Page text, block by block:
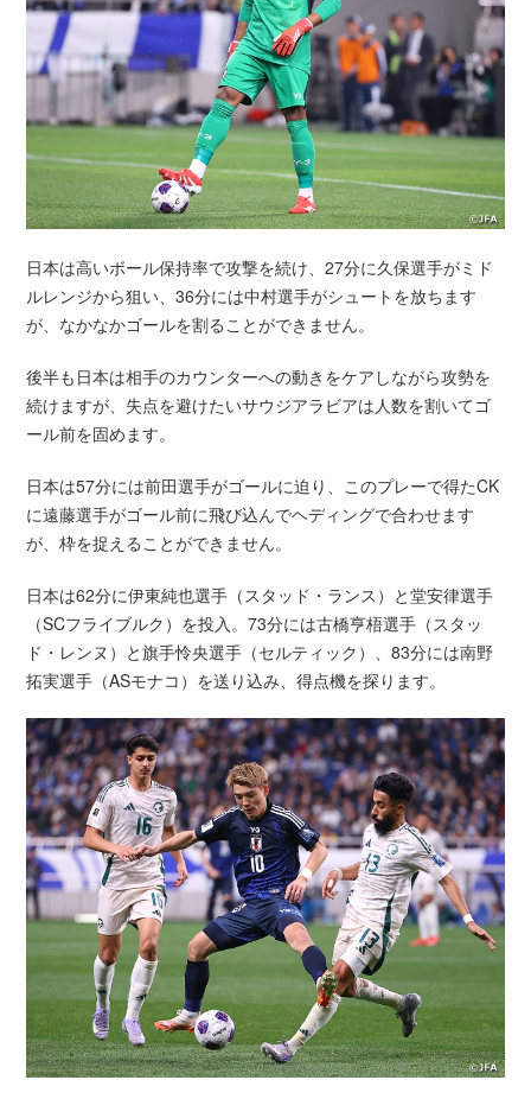
日本は高いボール保持率で攻撃を続け、27分に久保選手がミド
ルレンジから狙い、36分には中村選手がシュートを放ちます
が、なかなかゴールを割ることができません。
後半も日本は相手のカウンターへの動きをケアしながら攻勢を
続けますが、失点を避けたいサウジアラビアは人数を割いてゴ
ール前を固めます。
日本は57分には前田選手がゴールに迫り、このプレーで得たCK
に遠藤選手がゴール前に飛び込んでヘディングで合わせます
が、枠を捉えることができません。
日本は62分に伊東純也選手（スタッド・ランス）と堂安律選手
（SCフライブルク）を投入。73分には古橋亨梧選手（スタッ
ド・レンヌ）と旗手怜央選手（セルティック）、83分には南野
拓実選手（ASモナコ）を送り込み、得点機を探ります。